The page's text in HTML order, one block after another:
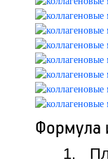
Формула
1.